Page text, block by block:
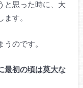
と思った時に、大
す。
のです。
最初の頃は莫大な